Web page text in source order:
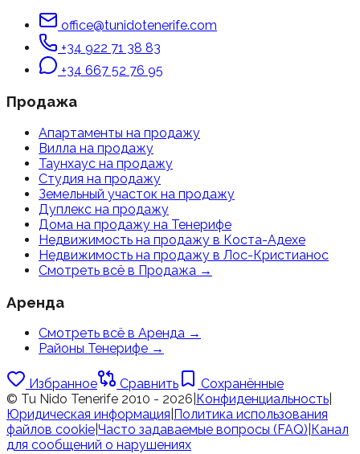
office@tunidotenerife.com
+34 922 71 38 83
+34 667 52 76 95
Продажа
Апартаменты на продажу
Вилла на продажу
Таунхаус на продажу
Студия на продажу
Земельный участок на продажу
Дуплекс на продажу
Дома на продажу на Тенерифе
Недвижимость на продажу в Коста-Адехе
Недвижимость на продажу в Лос-Кристианос
Смотреть всё в Продажа →
Аренда
Смотреть всё в Аренда →
Районы Тенерифе →
Избранное Сравнить
Сохранённые
© Tu Nido Tenerife 2010 - 2026 Конфиденциальность
Юридическая информация Политика использования
файлов cookie Часто задаваемые вопросы (FAQ) Канал
для сообщений о нарушениях